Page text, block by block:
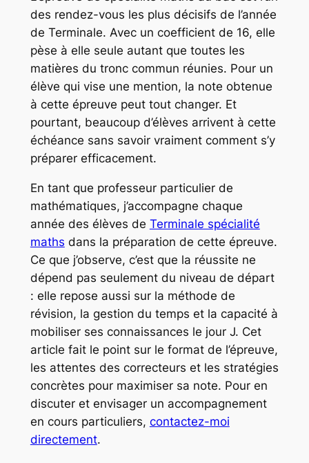
des rendez-vous les plus décisifs de l’année
de Terminale. Avec un coefficient de 16, elle
pèse à elle seule autant que toutes les
matières du tronc commun réunies. Pour un
élève qui vise une mention, la note obtenue
à cette épreuve peut tout changer. Et
pourtant, beaucoup d’élèves arrivent à cette
échéance sans savoir vraiment comment s’y
préparer efficacement.
En tant que professeur particulier de
mathématiques, j’accompagne chaque
année des élèves de Terminale spécialité
maths dans la préparation de cette épreuve.
Ce que j’observe, c’est que la réussite ne
dépend pas seulement du niveau de départ
: elle repose aussi sur la méthode de
révision, la gestion du temps et la capacité à
mobiliser ses connaissances le jour J. Cet
article fait le point sur le format de l’épreuve,
les attentes des correcteurs et les stratégies
concrètes pour maximiser sa note. Pour en
discuter et envisager un accompagnement
en cours particuliers, contactez-moi
directement.